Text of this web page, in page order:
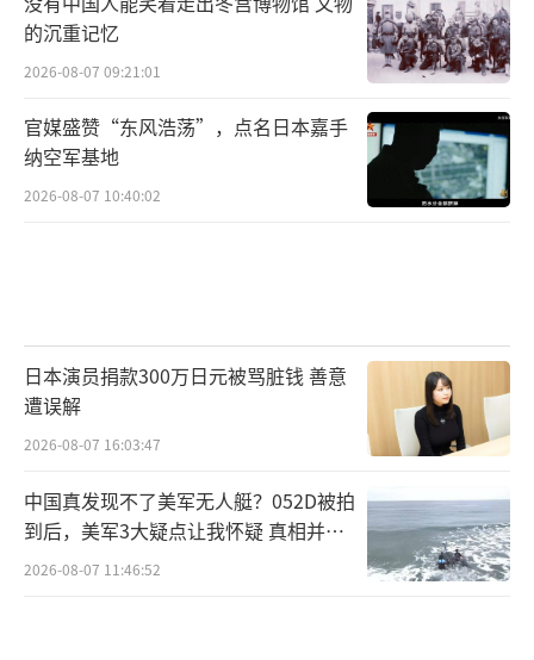
的沉重记忆
2026-08-07 09:21:01
官媒盛赞“东风浩荡”，点名日本嘉手
纳空军基地
2026-08-07 10:40:02
日本演员捐款300万日元被骂脏钱 善意
遭误解
2026-08-07 16:03:47
中国真发现不了美军无人艇？052D被拍
到后，美军3大疑点让我怀疑 真相并非
如此
2026-08-07 11:46:52